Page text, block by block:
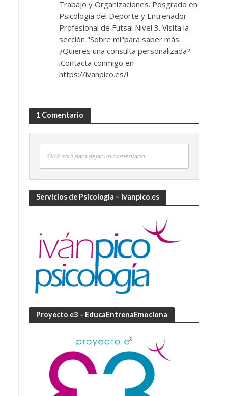
Trabajo y Organizaciones. Posgrado en
Psicología del Deporte y Entrenador
Profesional de Futsal Nivel 3. Visita la
sección "Sobre mí"para saber más.
¿Quieres una consulta personalizada?
¡Contacta conmigo en
https://ivanpico.es/!
1 Comentario
Click aquí para dejar un comentario
Servicios de Psicología – ivanpico.es
Proyecto e3 – EducaEntrenaEmociona